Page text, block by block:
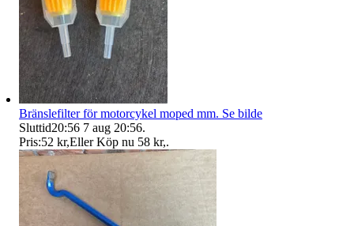
Bränslefilter för motorcykel moped mm. Se bilde
Sluttid20:56 7 aug 20:56.
Pris:52 kr,Eller Köp nu 58 kr,.